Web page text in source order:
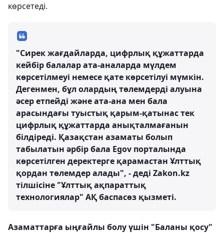
көрсетеді.
"Сирек жағдайларда, цифрлық құжаттарда
кейбір балалар ата-аналарда мүлдем
көрсетілмеуі немесе қате көрсетілуі мүмкін.
Дегенмен, бұл олардың төлемдерді алуына
әсер етпейді және ата-ана мен бала
арасындағы туыстық қарым-қатынас тек
цифрлық құжаттарда анықталмағанын
білдіреді. Қазақстан азаматы болып
табылатын әрбір бала Egov порталында
көрсетілген деректерге қарамастан Ұлттық
қордан төлемдер алады", - деді Zakon.kz
тілшісіне "Ұлттық ақпараттық
технологиялар" АҚ баспасөз қызметі.
Азаматтарға ыңғайлы болу үшін "Баланы қосу"